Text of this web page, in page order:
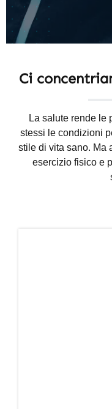
Ci
La salute rende le
stessi le condizioni
stile di vita sano. Ma
esercizio fisico e